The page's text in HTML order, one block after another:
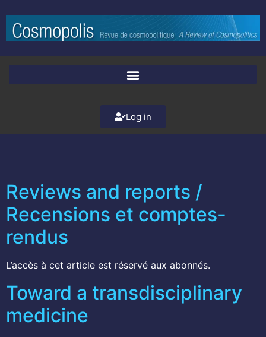
Log in
Reviews and reports /
Recensions et comptes-
rendus
L’accès à cet article est réservé aux abonnés.
Toward a transdisciplinary
medicine